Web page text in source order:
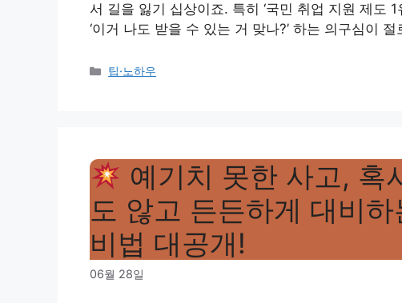
서 길을 잃기 십상이죠. 특히 ‘국민 취업 지원 제도
‘이거 나도 받을 수 있는 거 맞나?’ 하는 의구심이
Categories
팁·노하우
예기치 못한 사고, 혹
도 않고 든든하게 대비
비법 대공개!
06월 28일